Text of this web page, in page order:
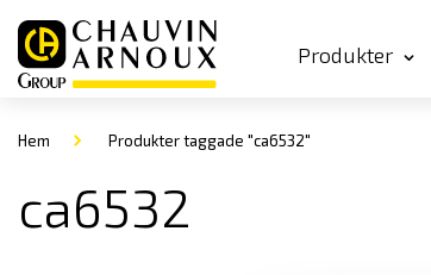
Produkter
Hem Produkter taggade "ca6532"
ca6532